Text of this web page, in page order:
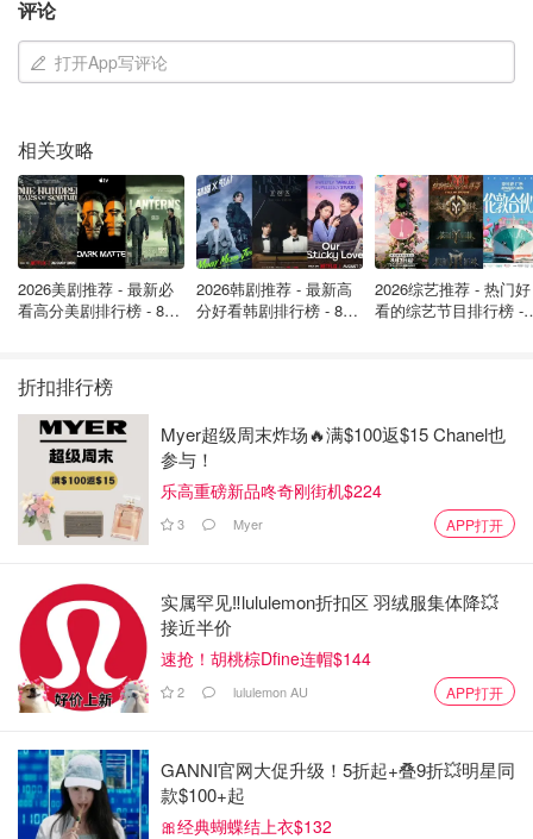
真正惹毛大家的是告示的样子：深蓝色底，边缘印着黑白相
间的“西利托格子”——这正是澳洲警察的标志性纹路。
有顾客把照片发到Reddit上吐槽，觉得用警察元素来吓唬人
“有点阴险”，毕竟监控的是保安又不是真警察。
评论
打开App写评论
相关攻略
2026美剧推荐 - 最新必
看高分美剧排行榜 - 8月
2026韩剧推荐 - 最新高
分好看韩剧排行榜 - 8月
2026综艺推荐 - 热门好
看的综艺节目排行榜 -
折扣排行榜
Myer超级周末炸场🔥满$100返$15 Chanel也
参与！
乐高重磅新品咚奇刚街机$224
3 Myer APP打开
实属罕见‼️lululemon折扣区 羽绒服集体降💥
接近半价
速抢！胡桃棕Dfine连帽$144
2 lululemon AU APP打开
GANNI官网大促升级！5折起+叠9折💥明星同
款$100+起
🎀经典蝴蝶结上衣$132